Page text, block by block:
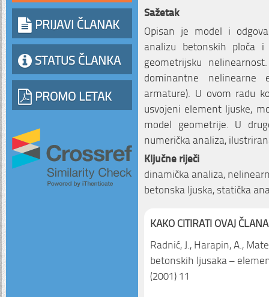
PRIJAVI ČLANAK
STATUS ČLANKA
PROMO LETAK
Sažetak
Opisan je model i
analizu betonskih ploča
geometrijsku
dominantne
armature). U ovom radu
usvojeni element ljuske,
model geometrije. U
numerička analiza,
Ključne riječi
dinamička analiza,
betonska ljuska, statička
KAKO CITIRATI OVAJ
Radnić, J., Harapin, A.,
betonskih ljusaka –
(2001) 11